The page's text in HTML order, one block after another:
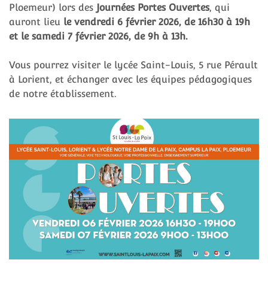
Ploemeur) lors des Journées Portes Ouvertes, qui
auront lieu le vendredi 6 février 2026, de 16h30 à 19h
et le samedi 7 février 2026, de 9h à 13h.
Vous pourrez visiter le lycée Saint-Louis, 5 rue Pérault
à Lorient, et échanger avec les équipes pédagogiques
de notre établissement.